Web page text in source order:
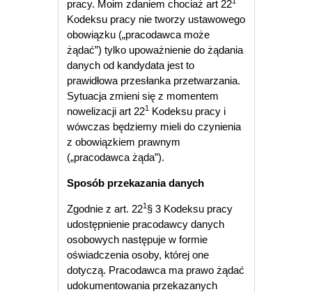
pracy. Moim zdaniem chociaż art 22
Kodeksu pracy nie tworzy ustawowego
obowiązku („pracodawca może
żądać”) tylko upoważnienie do żądania
danych od kandydata jest to
prawidłowa przesłanka przetwarzania.
Sytuacja zmieni się z momentem
nowelizacji art 221
Kodeksu pracy i
wówczas będziemy mieli do czynienia
z obowiązkiem prawnym
(„pracodawca żąda”).
Sposób przekazania danych
Zgodnie z art. 221 § 3 Kodeksu pracy
udostępnienie pracodawcy danych
osobowych następuje w formie
oświadczenia osoby, której one
dotyczą. Pracodawca ma prawo żądać
udokumentowania przekazanych